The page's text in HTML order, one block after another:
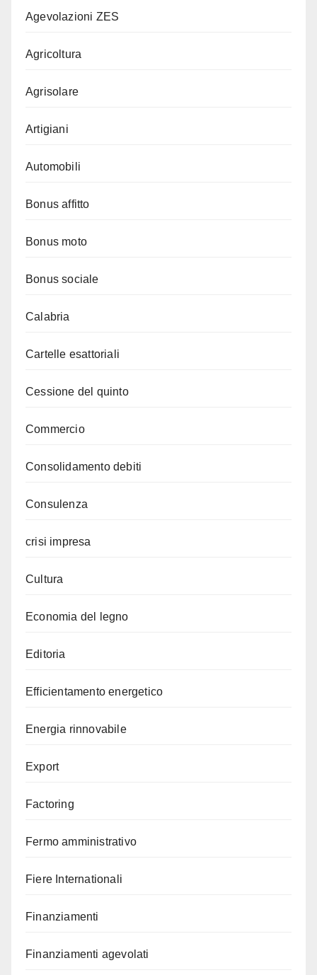
Agevolazioni ZES
Agricoltura
Agrisolare
Artigiani
Automobili
Bonus affitto
Bonus moto
Bonus sociale
Calabria
Cartelle esattoriali
Cessione del quinto
Commercio
Consolidamento debiti
Consulenza
crisi impresa
Cultura
Economia del legno
Editoria
Efficientamento energetico
Energia rinnovabile
Export
Factoring
Fermo amministrativo
Fiere Internationali
Finanziamenti
Finanziamenti agevolati